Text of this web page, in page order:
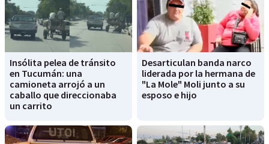
Insólita pelea de tránsito
en Tucumán: una
camioneta arrojó a un
caballo que direccionaba
un carrito
Desarticulan banda narco
liderada por la hermana de
"La Mole" Moli junto a su
esposo e hijo